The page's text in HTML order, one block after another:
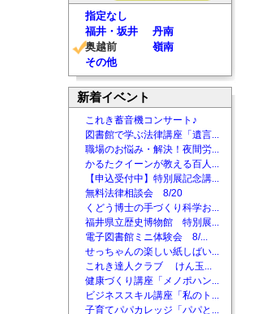
指定なし
福井・坂井
丹南
奥越前
嶺南
その他
新着イベント
これき蓄音機コンサート♪
図書館で学ぶ法律講座「遺言...
職場のお悩み・解決！夜間労...
かるたクイーンが教える百人...
【申込受付中】特別展記念講...
無料法律相談会 8/20
くどう博士の手づくり科学お...
福井県立歴史博物館 特別展...
電子図書館ミニ体験会 8/...
せっちゃんの楽しい紙しばい...
これき達人クラブ けん玉...
健康づくり講座「メノポハン...
ビジネススキル講座「私のト...
子育てパパカレッジ「パパと...